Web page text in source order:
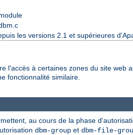
les versions 2.1 et supérieures
l'accès à certaines zones du site
fonctionnalité similaire.
au cours de la phase
dbm-group et dbm-file-